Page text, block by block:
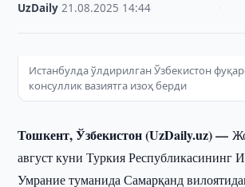
UzDaily ·21.08.2025 14:44
Истанбулда ўлдирилган Ўзбекистон
консуллик вазиятга изоҳ берди
Тошкент, Ўзбекистон (UzDaily.uz) —
август куни Туркия Республикасининг
Умрание туманида Самарқанд